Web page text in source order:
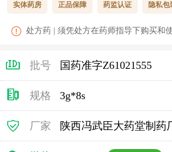
实体药房 正品保障 药监认证 隐私包
处方药 | 须凭处方在药师指导下购买和
批号 国药准字Z61021555
规格 3g*8s
厂家 陕西冯武臣大药堂制药